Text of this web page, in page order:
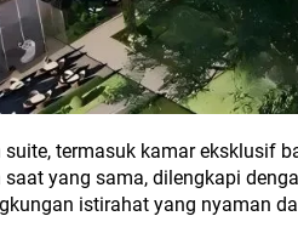
termasuk kamar eksklusif
yang sama, dilengkapi
istirahat yang nyaman